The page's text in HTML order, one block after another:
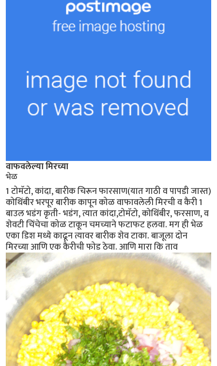
वाफवलेल्या मिरच्या
भेळ
1 टोमॅटो, कांदा, बारीक चिरून फारसाण(यात गाठी व पापडी जास्त)
कोथिंबीर भरपूर बारीक कापून कोळ वाफावलेली मिरची व कैरी 1
बाउल भडंग कृती- भडंग, त्यात कांदा,टोमॅटो, कोथिंबीर, फरसाण, व
शेवटी चिंचेचा कोळ टाकून चमच्याने फटाफट हलवा. मग ही भेळ
एका डिश मध्ये काढून त्यावर बारीक शेव टाका. बाजूला दोन
मिरच्या आणि एक कैरीची फोड ठेवा. आणि मारा कि ताव